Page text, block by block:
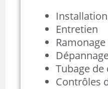
Entretien
Ramonage
Tubage
Contrôles